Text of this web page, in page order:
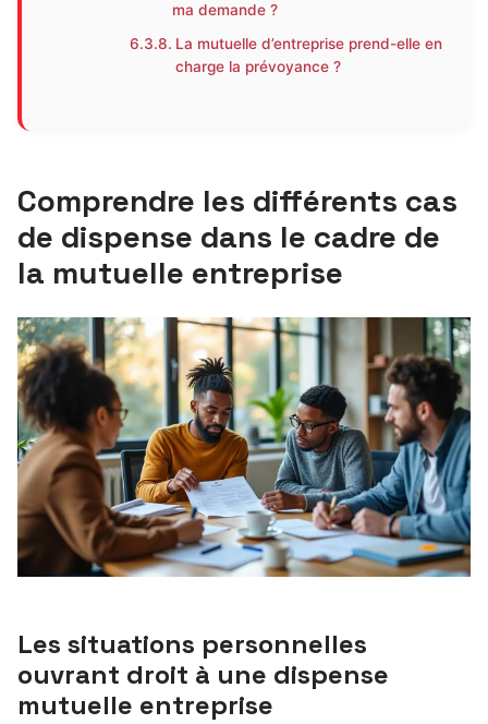
ma demande ?
La mutuelle d’entreprise prend-elle en
charge la prévoyance ?
Comprendre les différents cas
de dispense dans le cadre de
la mutuelle entreprise
Les situations personnelles
ouvrant droit à une dispense
mutuelle entreprise